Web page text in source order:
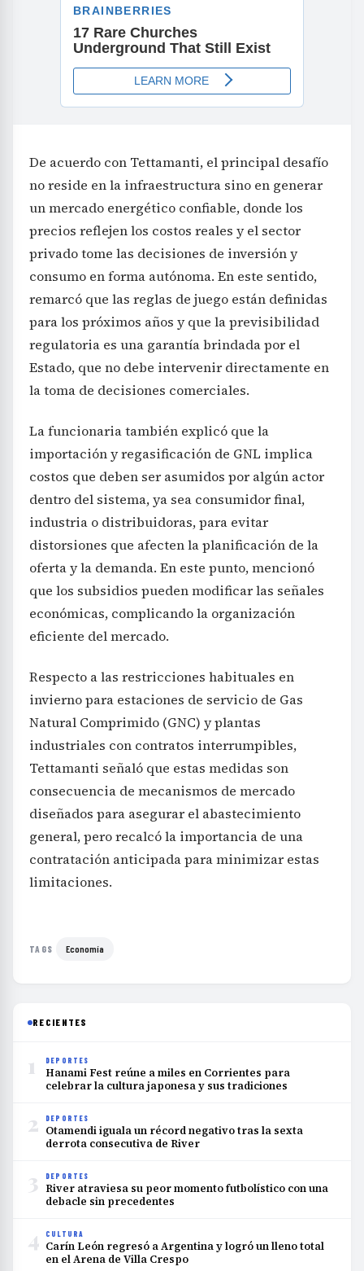
De acuerdo con Tettamanti, el principal desafío
no reside en la infraestructura sino en generar
un mercado energético confiable, donde los
precios reflejen los costos reales y el sector
privado tome las decisiones de inversión y
consumo en forma autónoma. En este sentido,
remarcó que las reglas de juego están definidas
para los próximos años y que la previsibilidad
regulatoria es una garantía brindada por el
Estado, que no debe intervenir directamente en
la toma de decisiones comerciales.
La funcionaria también explicó que la
importación y regasificación de GNL implica
costos que deben ser asumidos por algún actor
dentro del sistema, ya sea consumidor final,
industria o distribuidoras, para evitar
distorsiones que afecten la planificación de la
oferta y la demanda. En este punto, mencionó
que los subsidios pueden modificar las señales
económicas, complicando la organización
eficiente del mercado.
Respecto a las restricciones habituales en
invierno para estaciones de servicio de Gas
Natural Comprimido (GNC) y plantas
industriales con contratos interrumpibles,
Tettamanti señaló que estas medidas son
consecuencia de mecanismos de mercado
diseñados para asegurar el abastecimiento
general, pero recalcó la importancia de una
contratación anticipada para minimizar estas
limitaciones.
TAGS Economía
RECIENTES
1 DEPORTES
Hanami Fest reúne a miles en Corrientes para
celebrar la cultura japonesa y sus tradiciones
2 DEPORTES
Otamendi iguala un récord negativo tras la sexta
derrota consecutiva de River
3 DEPORTES
River atraviesa su peor momento futbolístico con una
debacle sin precedentes
4 CULTURA
Carín León regresó a Argentina y logró un lleno total
en el Arena de Villa Crespo